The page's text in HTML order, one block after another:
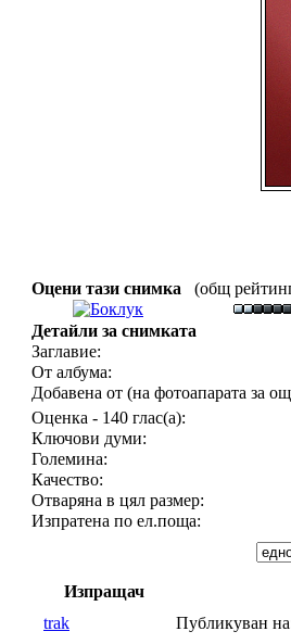
Оцени тази снимка
(общ
Детайли за снимката
Заглавие:
От албума:
Добавена от (на фотоапарата за
Оценка - 140 глас(а):
Ключови думи:
Големина:
Качество:
Отваряна в цял размер:
Изпратена по ел.поща:
Изпращач
trak
Публикуван